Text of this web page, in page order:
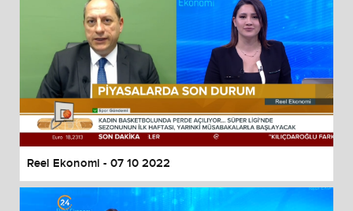
Reel Ekonomi - 07 10 2022